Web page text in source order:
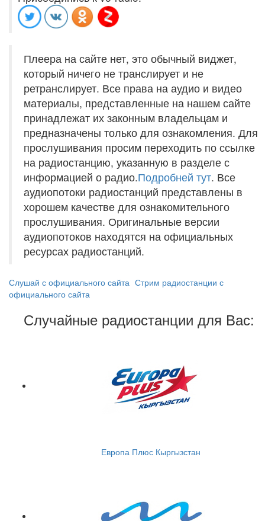
Плеера на сайте нет, это обычный виджет,
который ничего не транслирует и не
ретранслирует. Все права на аудио и видео
материалы, представленные на нашем сайте
принадлежат их законным владельцам и
предназначены только для ознакомления. Для
прослушивания просим переходить по ссылке
на радиостанцию, указанную в разделе с
информацией о радио.Подробней тут. Все
аудиопотоки радиостанций представлены в
хорошем качестве для ознакомительного
прослушивания. Оригинальные версии
аудиопотоков находятся на официальных
ресурсах радиостанций.
Слушай с официального сайта Стрим радиостанции с
официального сайта
Случайные радиостанции для Вас:
Европа Плюс Кыргызстан